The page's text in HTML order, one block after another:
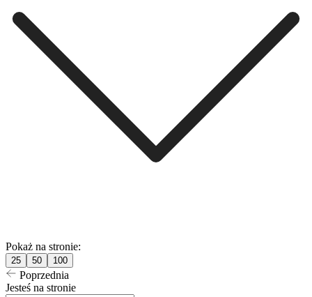
Pokaż na stronie:
25 50 100
Poprzednia
Jesteś na stronie